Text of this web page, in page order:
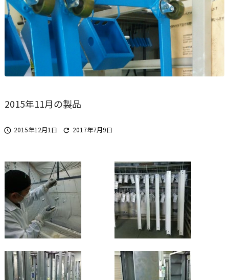
2015年11月の製品
 2015年12月1日  2017年7月9日